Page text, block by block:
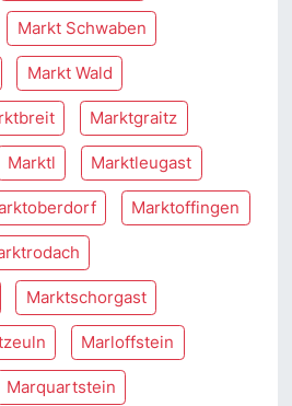
Markt Schwaben
Markt Wald
Marktgraitz
Marktl Marktleugast
Marktoffingen
Marktschorgast
Marloffstein
Marquartstein